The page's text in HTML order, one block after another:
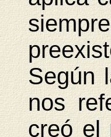
Según
nos
creó el